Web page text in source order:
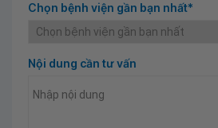
Chọn bệnh viện gần bạn nhất*
Nội dung cần tư vấn